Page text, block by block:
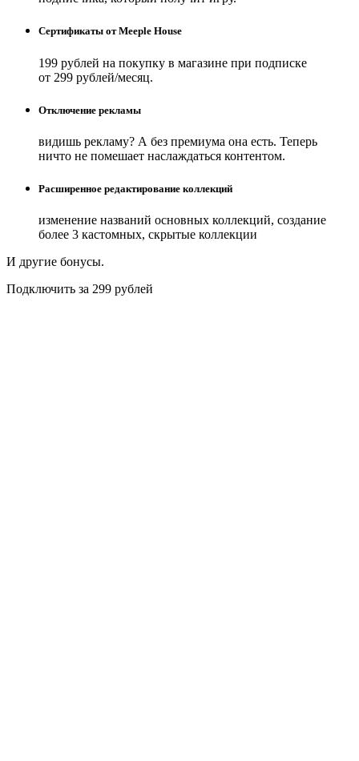
Сертификаты от Meeple House
199 рублей на покупку в магазине при подписке
от 299 рублей/месяц.
Отключение рекламы
видишь рекламу? А без премиума она есть. Теперь
ничто не помешает наслаждаться контентом.
Расширенное редактирование коллекций
изменение названий основных коллекций, создание
более 3 кастомных, скрытые коллекции
И другие бонусы.
Подключить за 299 рублей